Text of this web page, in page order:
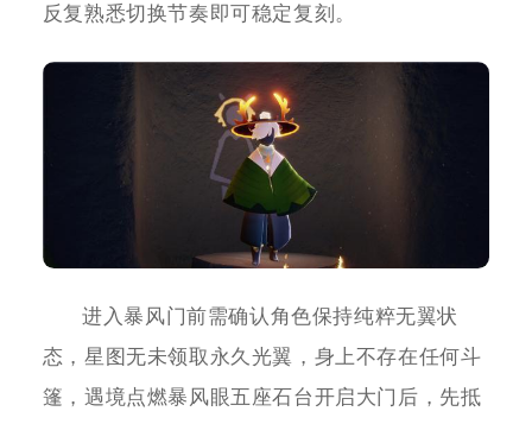
反复熟悉切换节奏即可稳定复刻。
进入暴风门前需确认角色保持纯粹无翼状
态，星图无未领取永久光翼，身上不存在任何斗
篷，遇境点燃暴风眼五座石台开启大门后，先抵